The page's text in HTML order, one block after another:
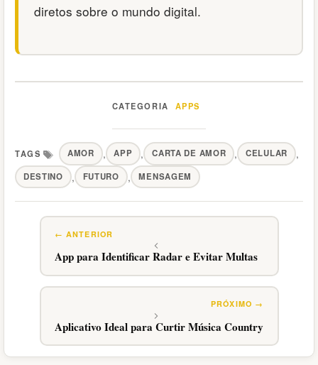
diretos sobre o mundo digital.
Categorias APPS
Tags
AMOR , APP , CARTA DE AMOR , CELULAR ,
DESTINO , FUTURO , MENSAGEM
App para Identificar Radar e Evitar Multas
Aplicativo Ideal para Curtir Música Country